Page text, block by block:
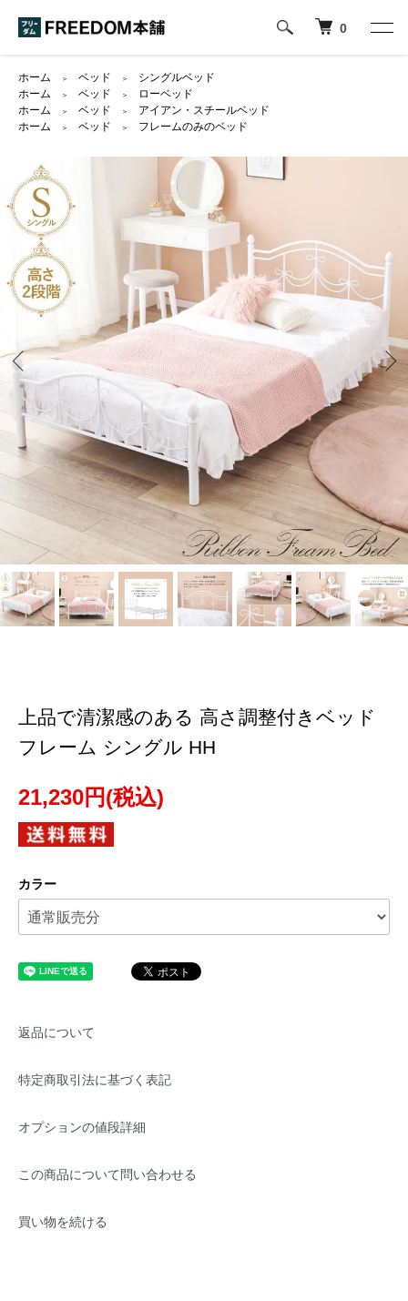
0
ホーム ＞ ベッド ＞
シングルベッド
ホーム
＞ ベッド ＞
ローベッド
ホーム
＞ ベッド ＞
アイアン・スチールベッド
ホーム
＞ ベッド ＞ フレームのみのベッド
上品で清潔感のある 高さ調整付きベッド
フレーム シングル HH
21,230円(税込)
カラー
返品について
特定商取引法に基づく表記
オプションの値段詳細
この商品について問い合わせる
買い物を続ける